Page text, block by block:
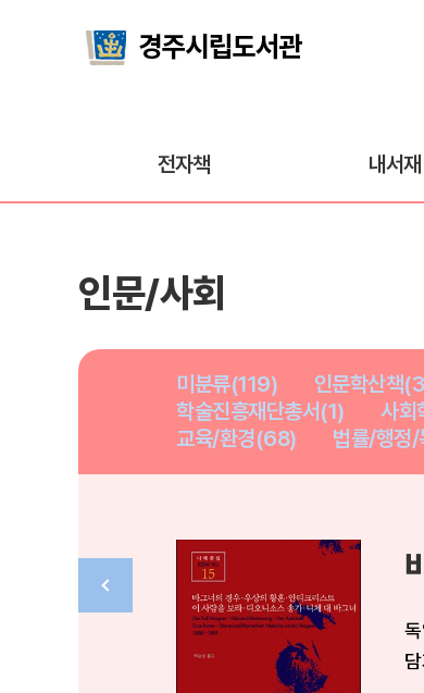
전자책 내서재
인문/사회
미분류(119) 인문학산책
학술진흥재단총서(1)
사
교육/환경(68)
법률/행정